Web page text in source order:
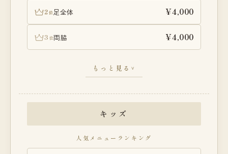
VIOあり・ヒゲなし ¥16,000
2位足全体 ¥4,000
3 位両脇 ¥4,000
VIOセット ¥6,000
ヒゲ・VIO除く ¥10,000
もっと見る ∨
キッズ
人気メニューランキング